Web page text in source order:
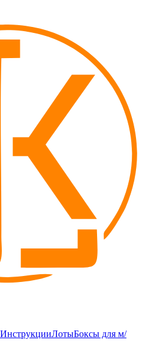
ИнструкцииЛотыБоксы для м/